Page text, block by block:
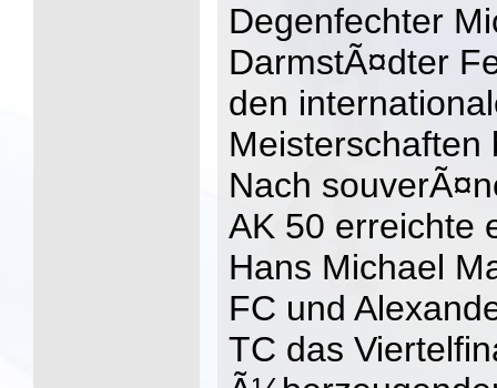
Degenfechter
DarmstÃ¤dter
den
Meisterschaften
Nach
AK 50 erreichte
Hans Michael
FC und
TC das